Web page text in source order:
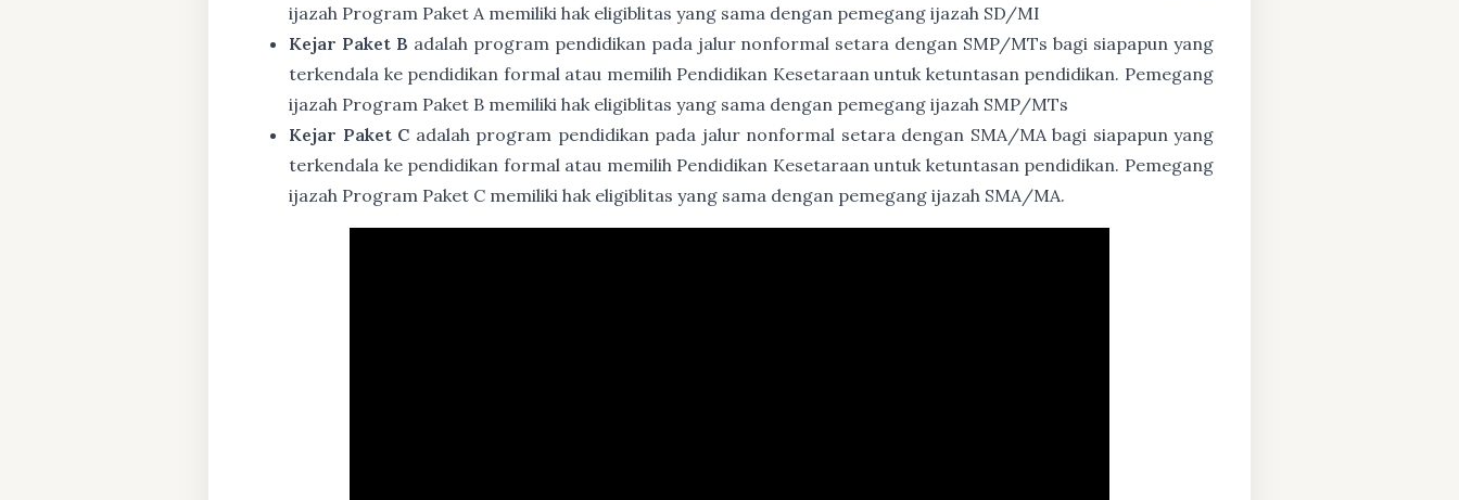
ijazah Program Paket A memiliki hak eligiblitas yang sama dengan pemegang ijazah SD/MI
Kejar Paket B adalah program pendidikan pada jalur nonformal setara dengan SMP/MTs bagi siapapun yang
terkendala ke pendidikan formal atau memilih Pendidikan Kesetaraan untuk ketuntasan pendidikan. Pemegang
ijazah Program Paket B memiliki hak eligiblitas yang sama dengan pemegang ijazah SMP/MTs
Kejar Paket C adalah program pendidikan pada jalur nonformal setara dengan SMA/MA bagi siapapun yang
terkendala ke pendidikan formal atau memilih Pendidikan Kesetaraan untuk ketuntasan pendidikan. Pemegang
ijazah Program Paket C memiliki hak eligiblitas yang sama dengan pemegang ijazah SMA/MA.